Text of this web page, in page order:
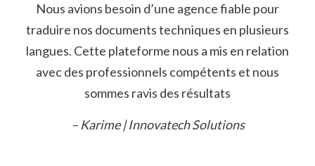
Nous avions besoin d’une agence fiable pour
traduire nos documents techniques en plusieurs
langues. Cette plateforme nous a mis en relation
avec des professionnels compétents et nous
sommes ravis des résultats
– Karime | Innovatech Solutions